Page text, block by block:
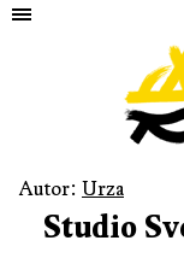
Autor: Urza
Studio